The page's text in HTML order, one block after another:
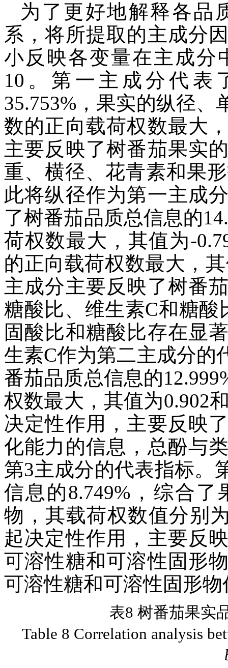
为了更好地解释各品
系，将所提取的主成分
小反映各变量在主成分
10。第一主成分代表
35.753%，果实的纵径
数的正向载荷权数最大
主要反映了树番茄果实
重、横径、花青素和果
此将纵径作为第一主成
了树番茄品质总信息的
荷权数最大，其值为-
的正向载荷权数最大，
主成分主要反映了树番
糖酸比、维生素C和糖
固酸比和糖酸比存在显
生素C作为第二主成分的
番茄品质总信息的
权数最大，其值为0.902
决定性作用，主要反映
化能力的信息，总酚与
第3主成分的代表指标。
信息的8.749%，综合
物，其载荷权数值分别
起决定性作用，主要反
可溶性糖和可溶性固形
可溶性糖和可溶性固形
表8 树番茄果实
Table 8 Correlation analysis